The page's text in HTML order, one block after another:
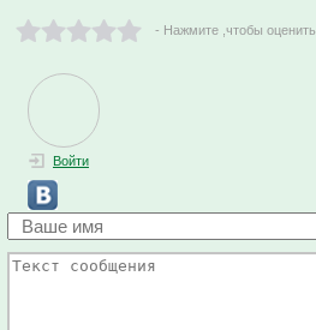
- Нажмите ,чтобы оценить
Войти